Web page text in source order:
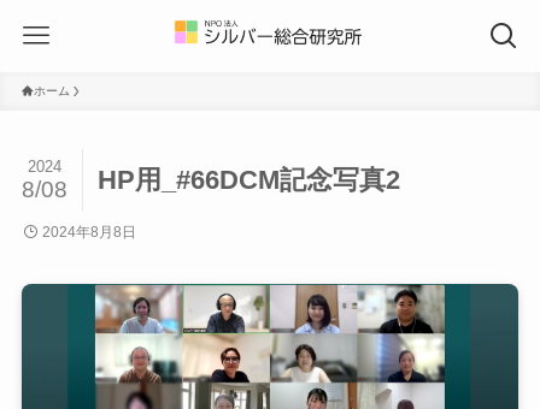
ホーム
HP用_#66DCM記念写真2
2024
8/08
2024年8月8日